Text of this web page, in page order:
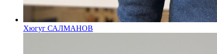
Хюгуг САЛМАНОВ